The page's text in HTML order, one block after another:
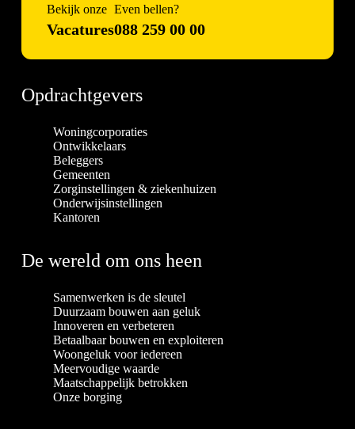
Bekijk onze
Vacatures
Even bellen?
088 259 00 00
Opdrachtgevers
Woningcorporaties
Ontwikkelaars
Beleggers
Gemeenten
Zorginstellingen & ziekenhuizen
Onderwijsinstellingen
Kantoren
De wereld om ons heen
Samenwerken is de sleutel
Duurzaam bouwen aan geluk
Innoveren en verbeteren
Betaalbaar bouwen en exploiteren
Woongeluk voor iedereen
Meervoudige waarde
Maatschappelijk betrokken
Onze borging